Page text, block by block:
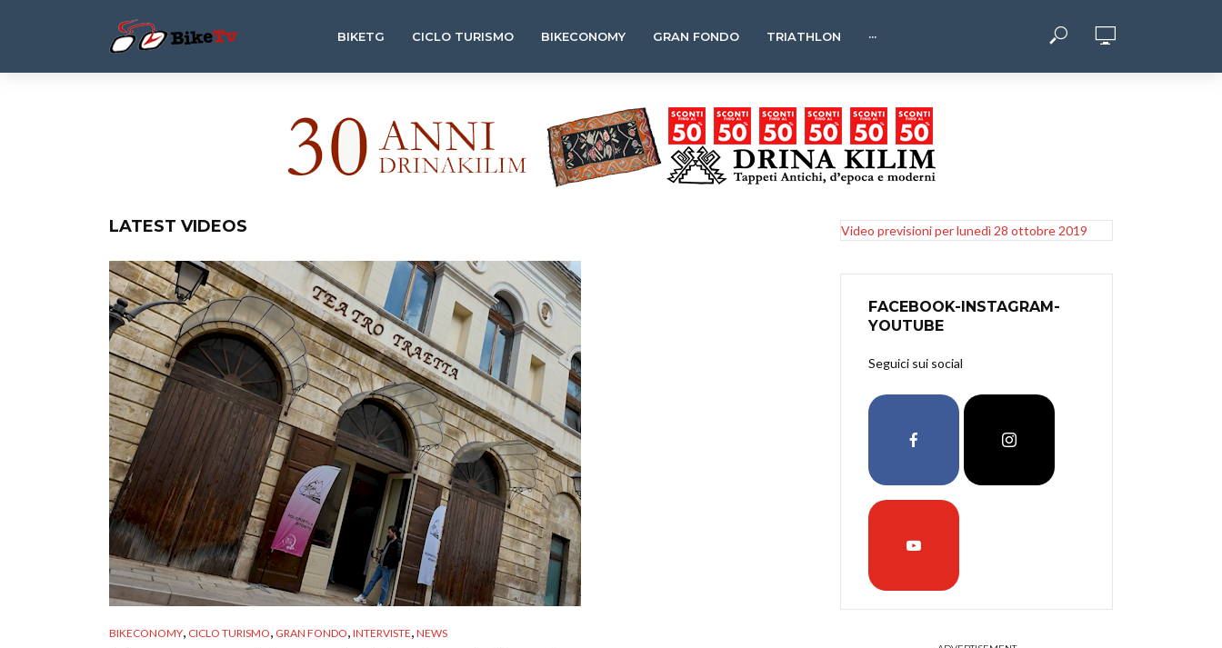
BIKETG CICLO TURISMO BIKECONOMY GRAN FONDO TRIATHLON ···
LATEST VIDEOS
BIKECONOMY, CICLO TURISMO, GRAN FONDO, INTERVISTE, NEWS
Video previsioni per lunedì 28 ottobre 2019
FACEBOOK-INSTAGRAM-
YOUTUBE
Seguici sui social